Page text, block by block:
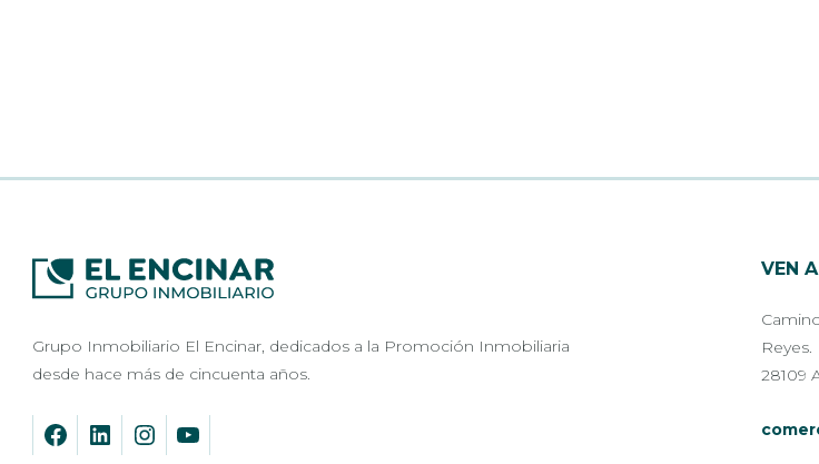
Grupo Inmobiliario El Encinar, dedicados a la Promoción Inmobiliaria
desde hace más de cincuenta años.
VEN
Reyes.
28109